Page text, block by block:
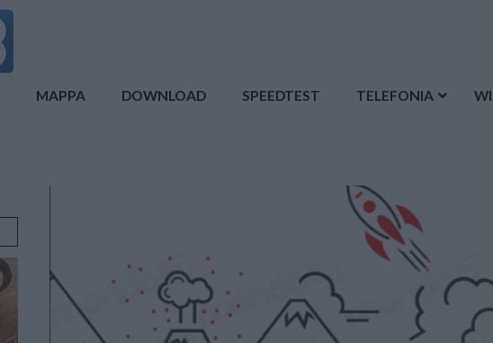
MAPPA DOWNLOAD SPEEDTEST TELEFONIA